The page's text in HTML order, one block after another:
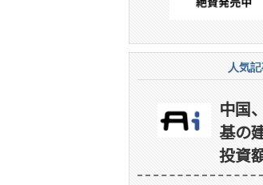
人気
中国
基の
投資